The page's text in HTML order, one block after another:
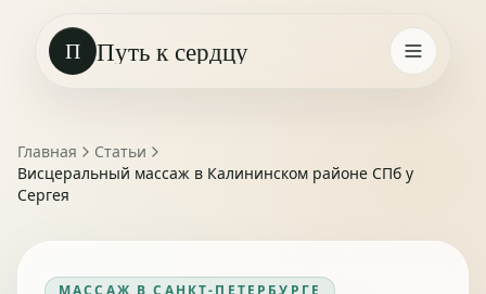
П Путь к сердцу
Главная
Статьи
Висцеральный массаж в Калининском районе СПб у
Сергея
МАССАЖ В САНКТ-ПЕТЕРБУРГЕ